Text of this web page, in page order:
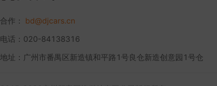
合作： bd@djcars.cn
电话：020-84138316
地址：广州市番禺区新造镇和平路1号良仓新造创意园1号仓